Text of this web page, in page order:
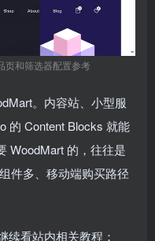
页和筛选器配置参考
。内容站、小型服
的 Content Blocks 就能
WoodMart 的，往往是
件多、移动端购买路径
续看站内相关教程：